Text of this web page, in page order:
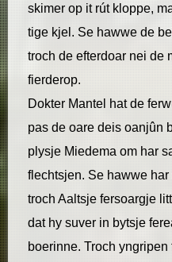
skimer op it rút kloppe,
tige kjel. Se hawwe de
troch de efterdoar nei de
fierderop.
Dokter Mantel hat de
pas de oare deis oanjûn
plysje Miedema om har
flechtsjen. Se hawwe
troch Aaltsje fersoargje
dat hy suver in bytsje
boerinne. Troch